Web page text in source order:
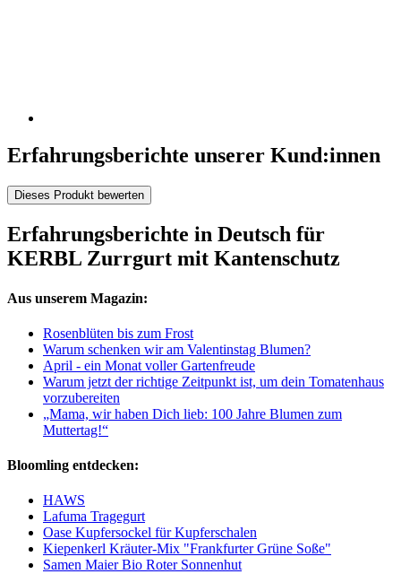
Erfahrungsberichte unserer Kund:innen
Dieses Produkt bewerten
Erfahrungsberichte in Deutsch für
KERBL Zurrgurt mit Kantenschutz
Aus unserem Magazin:
Rosenblüten bis zum Frost
Warum schenken wir am Valentinstag Blumen?
April - ein Monat voller Gartenfreude
Warum jetzt der richtige Zeitpunkt ist, um dein Tomatenhaus
vorzubereiten
„Mama, wir haben Dich lieb: 100 Jahre Blumen zum
Muttertag!“
Bloomling entdecken:
HAWS
Lafuma Tragegurt
Oase Kupfersockel für Kupferschalen
Kiepenkerl Kräuter-Mix "Frankfurter Grüne Soße"
Samen Maier Bio Roter Sonnenhut